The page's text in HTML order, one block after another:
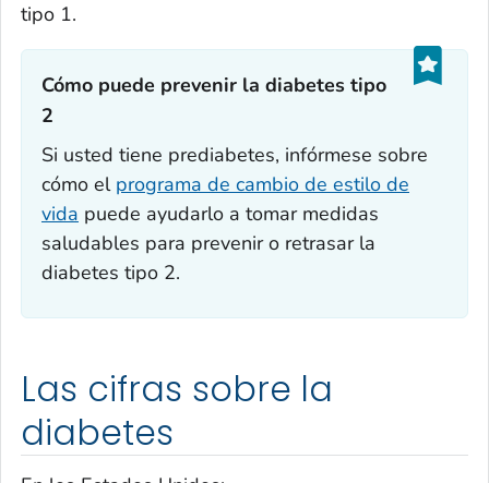
tipo 1.
Cómo puede prevenir la diabetes tipo
2‎
Si usted tiene prediabetes, infórmese sobre
cómo el programa de cambio de estilo de
vida puede ayudarlo a tomar medidas
saludables para prevenir o retrasar la
diabetes tipo 2.
Las cifras sobre la
diabetes